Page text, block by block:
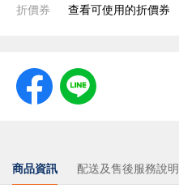
折價券 查看可使用的折價券
商品資訊 配送及售後服務說明